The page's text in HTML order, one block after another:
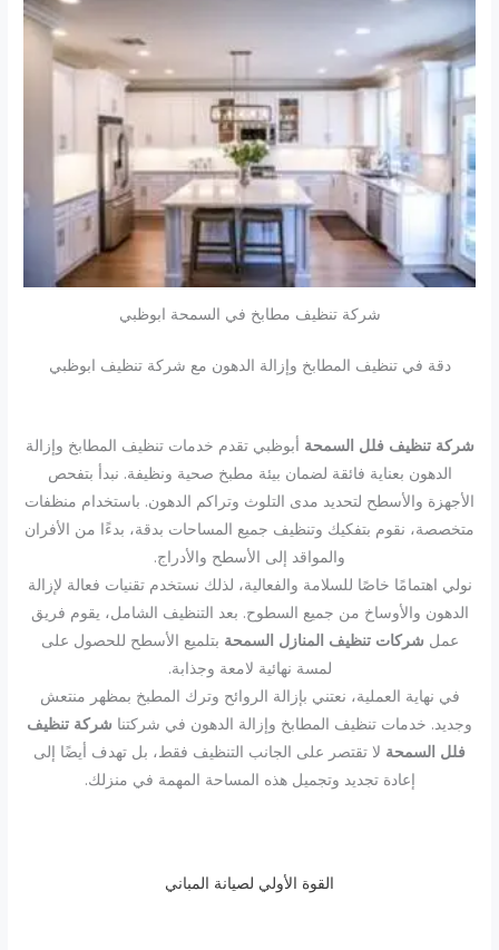
شركة تنظيف مطابخ في السمحة ابوظبي
دقة في تنظيف المطابخ وإزالة الدهون مع شركة تنظيف ابوظبي
شركة تنظيف فلل السمحة أبوظبي تقدم خدمات تنظيف المطابخ وإزالة
الدهون بعناية فائقة لضمان بيئة مطبخ صحية ونظيفة. نبدأ بتفحص
الأجهزة والأسطح لتحديد مدى التلوث وتراكم الدهون. باستخدام منظفات
متخصصة، نقوم بتفكيك وتنظيف جميع المساحات بدقة، بدءًا من الأفران
والمواقد إلى الأسطح والأدراج.
نولي اهتمامًا خاصًا للسلامة والفعالية، لذلك نستخدم تقنيات فعالة لإزالة
الدهون والأوساخ من جميع السطوح. بعد التنظيف الشامل، يقوم فريق
عمل شركات تنظيف المنازل السمحة بتلميع الأسطح للحصول على
لمسة نهائية لامعة وجذابة.
في نهاية العملية، نعتني بإزالة الروائح وترك المطبخ بمظهر منتعش
وجديد. خدمات تنظيف المطابخ وإزالة الدهون في شركتنا شركة تنظيف
فلل السمحة لا تقتصر على الجانب التنظيف فقط، بل تهدف أيضًا إلى
إعادة تجديد وتجميل هذه المساحة المهمة في منزلك.
القوة الأولي لصيانة المباني